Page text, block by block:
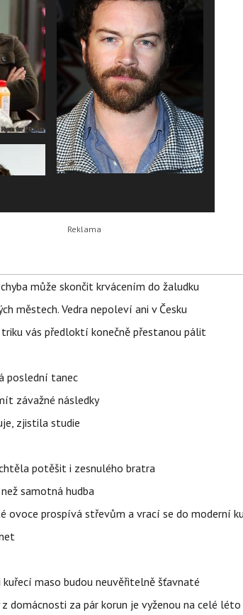
může skončit krvácením do žaludku
městech. Vedra nepoleví ani v Česku
vás předloktí konečně přestanou pálit
poslední tanec
závažné následky
zjistila studie
potěšit i zesnulého bratra
samotná hudba
ovoce prospívá střevům a vrací se do moderní
maso budou neuvěřitelně šťavnaté
domácnosti za pár korun je vyženou na celé léto